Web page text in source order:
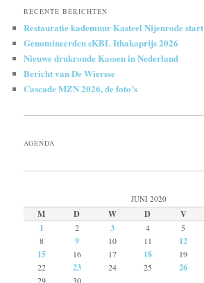
RECENTE BERICHTEN
Restauratie kademuur Kasteel Nijenrode start
Genomineerden sKBL Ithakaprijs 2026
Nieuwe drukronde Kassen in Nederland
Bericht van De Wiersse
Cascade MZN 2026, de foto’s
AGENDA
JUNI 2020
M D W D V
1
2 3 4 5
8
9 10 11 12
15 16 17 18 19
22 23 24 25 26
29
30